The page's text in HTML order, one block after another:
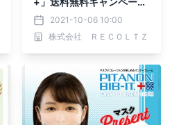
開催2021-10-06 10:00
株式会社 ＲＥＣＯＬＴＺ